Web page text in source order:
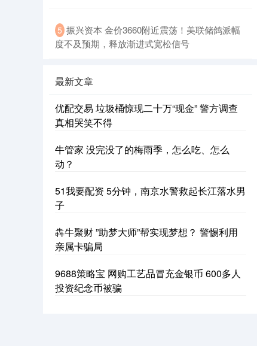
5 振兴资本 金价3660附近震荡！美联储鸽派幅
度不及预期，释放渐进式宽松信号
最新文章
优配交易 垃圾桶惊现二十万“现金” 警方调查
真相哭笑不得
牛管家 没完没了的梅雨季，怎么吃、怎么
动？
51我要配资 5分钟，南京水警救起长江落水男
子
犇牛聚财 ”助梦大师”帮实现梦想？ 警惕利用
亲属卡骗局
9688策略宝 网购工艺品冒充金银币 600多人
投资纪念币被骗